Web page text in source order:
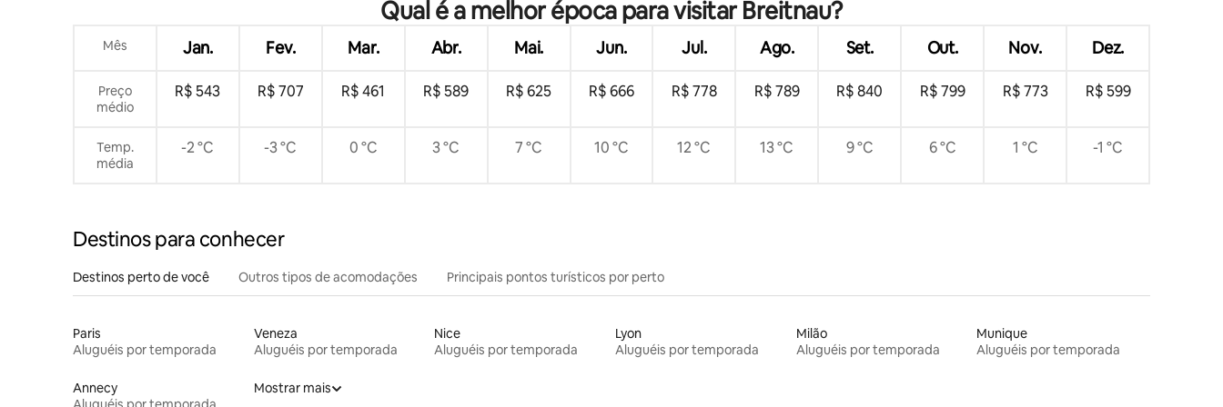
Qual é a melhor época para visitar Breitnau?
Mês Jan. Fev. Mar. Abr. Mai. Jun. Jul. Ago. Set. Out. Nov. Dez.
Preço
médio
R$ 543 R$ 707 R$ 461 R$ 589 R$ 625 R$ 666 R$ 778 R$ 789 R$ 840 R$ 799 R$ 773 R$ 599
Temp.
média
-2 °C -3 °C 0 °C 3 °C 7 °C 10 °C 12 °C 13 °C 9 °C 6 °C 1 °C -1 °C
Destinos para conhecer
Destinos perto de você Outros tipos de acomodações Principais pontos turísticos por perto
Paris
Aluguéis por temporada
Veneza
Aluguéis por temporada
Nice
Aluguéis por temporada
Lyon
Aluguéis por temporada
Milão
Aluguéis por temporada
Munique
Aluguéis por temporada
Annecy
Mostrar mais